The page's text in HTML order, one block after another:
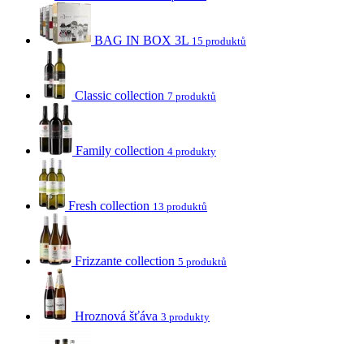
BAG IN BOX 3L 15 produktů
Classic collection 7 produktů
Family collection 4 produkty
Fresh collection 13 produktů
Frizzante collection 5 produktů
Hroznová šťáva 3 produkty